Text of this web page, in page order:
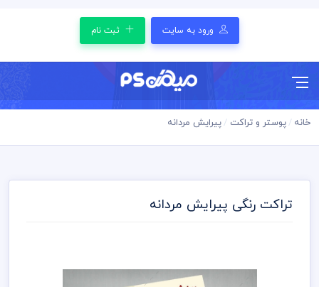
ورود به سایت ثبت نام
خانه پوستر و تراکت پیرایش مردانه
تراکت رنگی پیرایش مردانه